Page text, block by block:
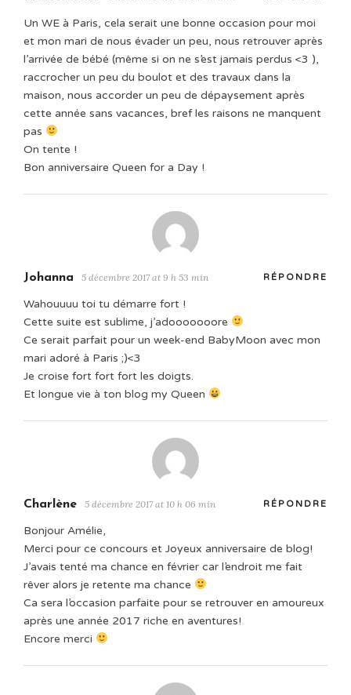
Un WE à Paris, cela serait une bonne occasion pour moi
et mon mari de nous évader un peu, nous retrouver après
l’arrivée de bébé (même si on ne s’est jamais perdus <3 ),
raccrocher un peu du boulot et des travaux dans la
maison, nous accorder un peu de dépaysement après
cette année sans vacances, bref les raisons ne manquent
pas
On tente !
Bon anniversaire Queen for a Day !
Johanna 5 décembre 2017 at 9 h 53 min RÉPONDRE
Wahouuuu toi tu démarre fort !
Cette suite est sublime, j’adooooooore
Ce serait parfait pour un week-end BabyMoon avec mon
mari adoré à Paris ;)<3
Je croise fort fort fort les doigts.
Et longue vie à ton blog my Queen
Charlène 5 décembre 2017 at 10 h 06 min RÉPONDRE
Bonjour Amélie,
Merci pour ce concours et Joyeux anniversaire de blog!
J’avais tenté ma chance en février car l’endroit me fait
rêver alors je retente ma chance
Ca sera l’occasion parfaite pour se retrouver en amoureux
après une année 2017 riche en aventures!
Encore merci